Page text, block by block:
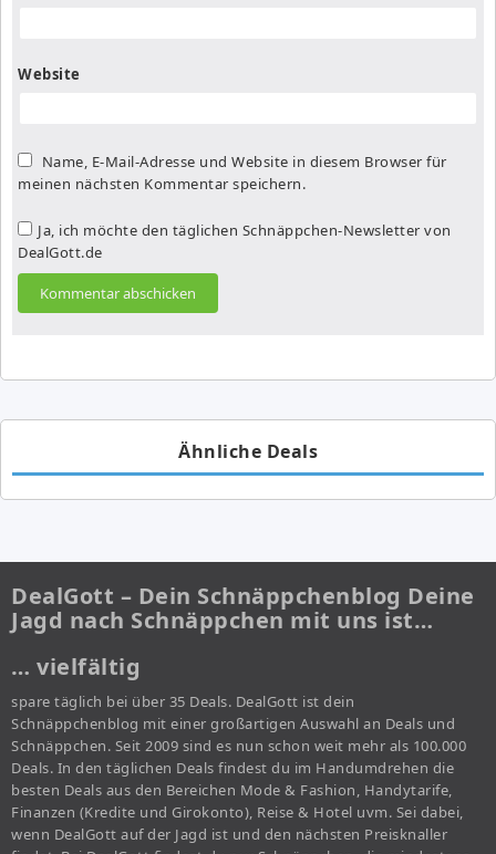
Website
Name, E-Mail-Adresse und Website in diesem Browser für
meinen nächsten Kommentar speichern.
Ja, ich möchte den täglichen Schnäppchen-Newsletter von
DealGott.de
Ähnliche Deals
DealGott – Dein Schnäppchenblog Deine
Jagd nach Schnäppchen mit uns ist…
… vielfältig
spare täglich bei über 35 Deals. DealGott ist dein
Schnäppchenblog mit einer großartigen Auswahl an Deals und
Schnäppchen. Seit 2009 sind es nun schon weit mehr als 100.000
Deals. In den täglichen Deals findest du im Handumdrehen die
besten Deals aus den Bereichen Mode & Fashion, Handytarife,
Finanzen (Kredite und Girokonto), Reise & Hotel uvm. Sei dabei,
wenn DealGott auf der Jagd ist und den nächsten Preisknaller